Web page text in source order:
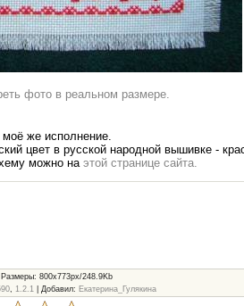
фото в реальном размере.
же исполнение.
цвет в русской народной вышивке -
можно на этой странице сайта.
Размеры: 800x773px/248.9Kb
,1.2.1 |Добавил: Екатерина_Гулякина